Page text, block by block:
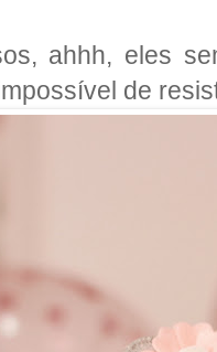
ahhh, eles
de